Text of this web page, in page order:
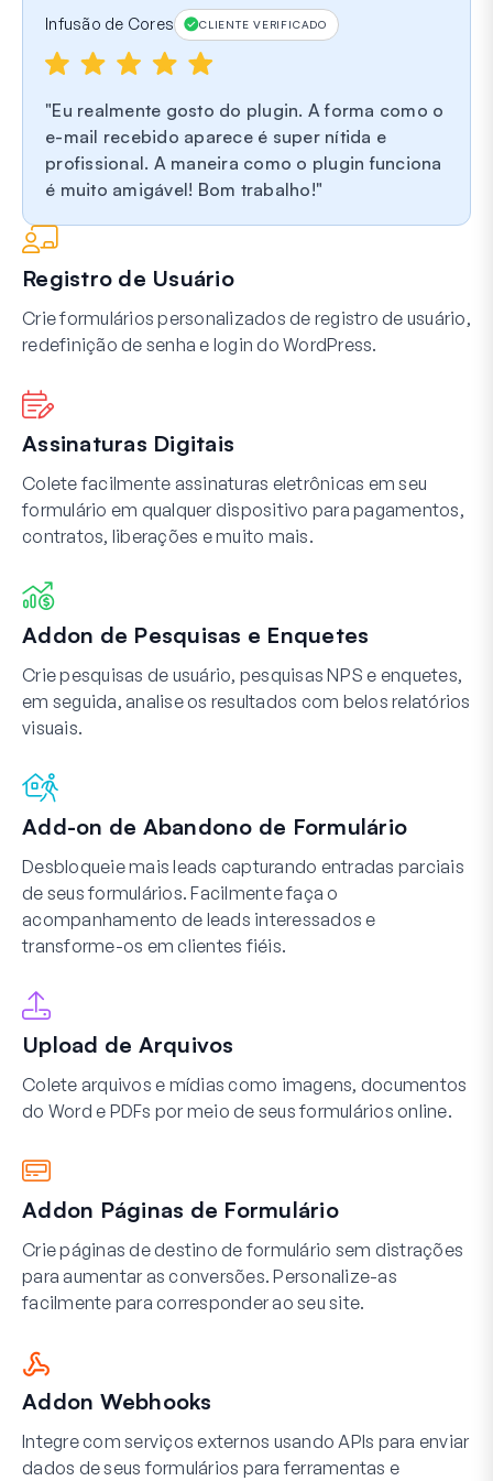
Infusão de Cores CLIENTE VERIFICADO
Eu realmente gosto do plugin. A forma como o
e-mail recebido aparece é super nítida e
profissional. A maneira como o plugin funciona
é muito amigável! Bom trabalho!
Registro de Usuário
Crie formulários personalizados de registro de usuário,
redefinição de senha e login do WordPress.
Assinaturas Digitais
Colete facilmente assinaturas eletrônicas em seu
formulário em qualquer dispositivo para pagamentos,
contratos, liberações e muito mais.
Addon de Pesquisas e Enquetes
Crie pesquisas de usuário, pesquisas NPS e enquetes,
em seguida, analise os resultados com belos relatórios
visuais.
Add-on de Abandono de Formulário
Desbloqueie mais leads capturando entradas parciais
de seus formulários. Facilmente faça o
acompanhamento de leads interessados e
transforme-os em clientes fiéis.
Upload de Arquivos
Colete arquivos e mídias como imagens, documentos
do Word e PDFs por meio de seus formulários online.
Addon Páginas de Formulário
Crie páginas de destino de formulário sem distrações
para aumentar as conversões. Personalize-as
facilmente para corresponder ao seu site.
Addon Webhooks
Integre com serviços externos usando APIs para enviar
dados de seus formulários para ferramentas e